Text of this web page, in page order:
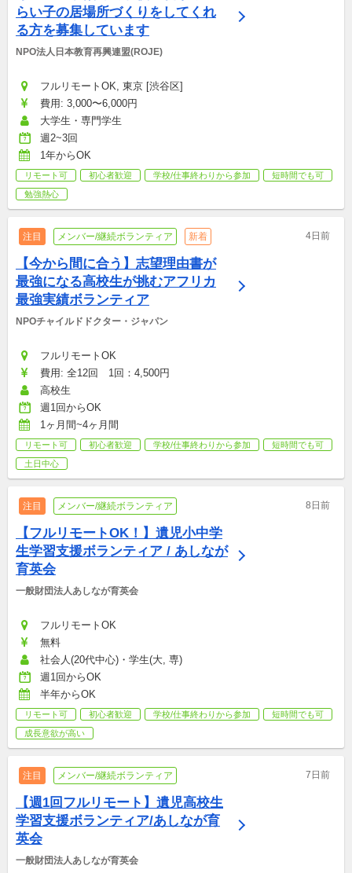
らい子の居場所づくりをしてくれ
る方を募集しています
NPO法人日本教育再興連盟(ROJE)
フルリモートOK, 東京 [渋谷区]
費用: 3,000〜6,000円
大学生・専門学生
週2~3回
1年からOK
リモート可 初心者歓迎 学校/仕事終わりから参加
短時間でも可
勉強熱心
注目 メンバー/継続ボランティア 新着 4日前
【今から間に合う】志望理由書が
最強になる高校生が挑むアフリカ
最強実績ボランティア
NPOチャイルドドクター・ジャパン
フルリモートOK
費用: 全12回　1回：4,500円
高校生
週1回からOK
1ヶ月間~4ヶ月間
リモート可 初心者歓迎 学校/仕事終わりから参加
短時間でも可
土日中心
注目 メンバー/継続ボランティア 8日前
【フルリモートOK！】遺児小中学
生学習支援ボランティア / あしなが
育英会
一般財団法人あしなが育英会
フルリモートOK
無料
社会人(20代中心)・学生(大, 専)
週1回からOK
半年からOK
リモート可 初心者歓迎 学校/仕事終わりから参加
短時間でも可
成長意欲が高い
注目 メンバー/継続ボランティア 7日前
【週1回フルリモート】遺児高校生
学習支援ボランティア/あしなが育
英会
一般財団法人あしなが育英会